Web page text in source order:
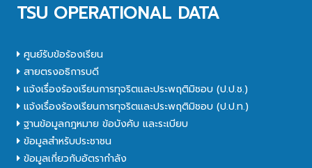
TSU OPERATIONAL DATA
ศูนย์รับข้อร้องเรียน
สายตรงอธิการบดี
แจ้งเรื่องร้องเรียนการทุจริตและประพฤติมิชอบ (ป.ป.ช.)
แจ้งเรื่องร้องเรียนการทุจริตและประพฤติมิชอบ (ป.ป.ท.)
ฐานข้อมูลกฎหมาย ข้อบังคับ และระเบียบ
ข้อมูลสำหรับประชาชน
ข้อมูลเกี่ยวกับอัตรากำลัง